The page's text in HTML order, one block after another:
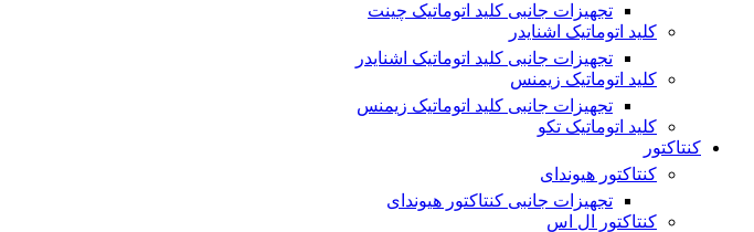
تجهیزات جانبی کلید اتوماتیک چینت
کلید اتوماتیک اشنایدر
تجهیزات جانبی کلید اتوماتیک اشنایدر
کلید اتوماتیک زیمنس
تجهیزات جانبی کلید اتوماتیک زیمنس
کلید اتوماتیک تکو
کنتاکتور
کنتاکتور هیوندای
تجهیزات جانبی کنتاکتور هیوندای
کنتاکتور ال اس